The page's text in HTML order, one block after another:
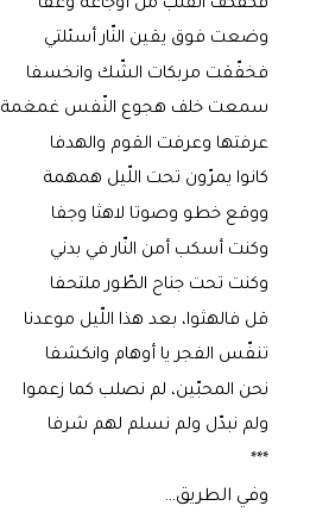
فكفكف القلب من أوجاعه وغفا
وضعت فوق يقين النّار أسئلتي
فخفّقت مربكات الشّك وانخسفا
سمعت خلف هجوع النّفس غمغمة
عرفتها وعرفت القوم والهدفا
كانوا يمرّون تحت اللّيل همهمة
ووقع خطو وصوتا لاهثا وجفا
وكنت أسكب أمن النّار في بدني
وكنت تحت جناح الطّور ملتحفا
قل فالهثوا، بعد هذا اللّيل موعدنا
تنفّس الفجر يا أوهام وانكشفا
نحن المحبّين، لم نصلب كما زعموا
ولم نبدّل ولم نسلم لهم شرفا
***
وفي الطريق…